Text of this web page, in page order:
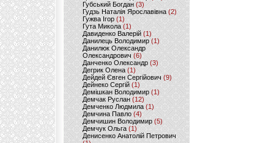
Губський Богдан (3)
Гудзь Наталія Ярославівна(2)
Гужва Ігор (1)
Гута Микола (1)
Давиденко Валерій (1)
Данилець Володимир(1)
Данилюк Олександр
Олександрович (6)
Данченко Олександр (3)
Дегрик Олена(1)
Дейдей Євген Сергійович(9)
Дейнеко Сергій (1)
Демішкан Володимир(1)
Демчак Руслан (12)
Демченко Людмила (1)
Демчина Павло (4)
Демчишин Володимир (5)
Демчук Ольга(1)
Денисенко Анатолій Петрович